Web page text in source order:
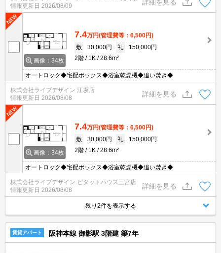
インターホンなどを備え付けているので安心して暮らせます。キッ
チンが快適な物件なので料理好きな方にオススメです。
情報更新日 2026/08/09
詳細を見る
画像：34枚
7.4万円(管理費等：6,500円)
敷
30,000円 礼
150,000円
2階
1K 28.6m²
オートロック◆宅配ボックス◆浴室乾燥機◆追い焚き◆
株式会社ライブデザイン 江坂店
情報更新日 2026/08/08
詳細を見る
画像：34枚
7.4万円(管理費等：6,500円)
敷
30,000円 礼
150,000円
2階
1K 28.6m²
オートロック◆宅配ボックス◆浴室乾燥機◆追い焚き◆
株式会社ライブデザイン ピタットハウス三宮店
情報更新日 2026/08/08
詳細を見る
残り2件を表示する
賃貸アパート 阪神本線 御影駅 3階建 築7年